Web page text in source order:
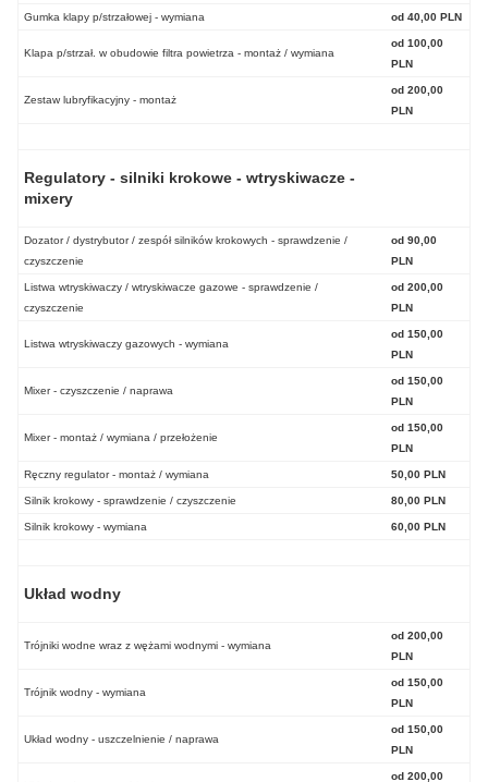
Gumka klapy p/strzałowej - wymiana od 40,00 PLN
Klapa p/strzał. w obudowie filtra powietrza - montaż / wymiana
od 100,00
PLN
Zestaw lubryfikacyjny - montaż
od 200,00
PLN
Regulatory - silniki krokowe - wtryskiwacze -
mixery
Dozator / dystrybutor / zespół silników krokowych - sprawdzenie /
czyszczenie
od 90,00
PLN
Listwa wtryskiwaczy / wtryskiwacze gazowe - sprawdzenie /
czyszczenie
od 200,00
PLN
Listwa wtryskiwaczy gazowych - wymiana
od 150,00
PLN
Mixer - czyszczenie / naprawa
od 150,00
PLN
Mixer - montaż / wymiana / przełożenie
od 150,00
PLN
Ręczny regulator - montaż / wymiana 50,00 PLN
Silnik krokowy - sprawdzenie / czyszczenie 80,00 PLN
Silnik krokowy - wymiana 60,00 PLN
Układ wodny
Trójniki wodne wraz z wężami wodnymi - wymiana
od 200,00
PLN
Trójnik wodny - wymiana
od 150,00
PLN
Układ wodny - uszczelnienie / naprawa
od 150,00
PLN
od 200,00